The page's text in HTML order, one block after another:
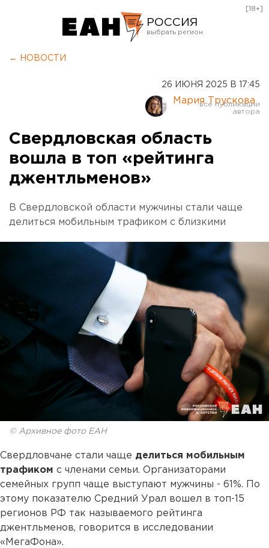
РОССИЯ
Курган
Оренбург
[18+]
← НОВОСТИ
26 ИЮНЯ 2025 В 17:45
Мария Трускова
Свердловская область
вошла в топ «рейтинга
джентльменов»
В Свердловской области мужчины стали чаще
делиться мобильным трафиком с близкими
© Архивное фото ЕАН
Свердловчане стали чаще делиться мобильным
трафиком с членами семьи. Организаторами
семейных групп чаще выступают мужчины - 61%. По
этому показателю Средний Урал вошел в топ-15
регионов РФ так называемого рейтинга
джентльменов, говорится в исследовании
«МегаФона».